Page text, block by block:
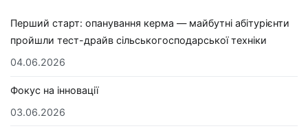
Перший старт: опанування керма — майбутні абітурієнти
пройшли тест-драйв сільськогосподарської техніки
04.06.2026
Фокус на інновації
03.06.2026